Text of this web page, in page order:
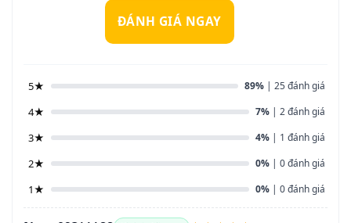
ĐÁNH GIÁ NGAY
5★ 89% | 25 đánh giá
4★ 7% | 2 đánh giá
3★ 4% | 1 đánh giá
2★ 0% | 0 đánh giá
1★ 0% | 0 đánh giá